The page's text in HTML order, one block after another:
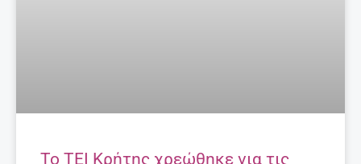
Το ΤΕΙ Κρήτης χρεώθηκε για τις